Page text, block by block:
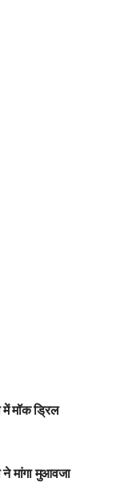
मॉक ड्रिल
मांगा मुआवजा